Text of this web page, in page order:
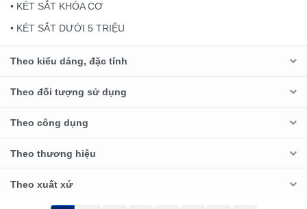
• KÉT SẮT KHÓA CƠ
• KÉT SẮT DƯỚI 5 TRIỆU
Theo kiểu dáng, đặc tính
Theo đối tượng sử dụng
Theo công dụng
Theo thương hiệu
Theo xuất xứ